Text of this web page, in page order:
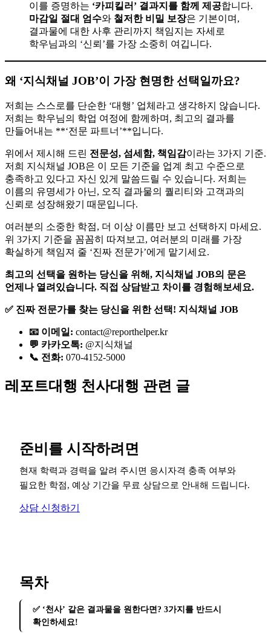
이를 증명하는 ‘카피킬러’ 결과지를 함께 제공합니다.
마감일 절대 엄수와 철저한 비밀 보장은 기본이며,
결과물에 대한 사후 관리까지 책임지는 자세로
학우님과의 ‘신뢰’를 가장 소중히 여깁니다.
왜 ‘지식채널 JOB’이 가장 현명한 선택일까요?
저희는 스스로를 단순한 ‘대행’ 업체라고 생각하지 않습니다.
저희는 학우님의 학업 여정에 함께하며, 최고의 결과를
만들어내는 **‘전문 파트너’**입니다.
위에서 제시해 드린 전문성, 섬세함, 책임감이라는 3가지 기준.
저희 지식채널 JOB은 이 모든 기준을 업계 최고 수준으로
충족하고 있다고 자신 있게 말씀드릴 수 있습니다. 저희는
이름의 유명세가 아닌, 오직 결과물의 퀄리티와 고객과의
신뢰로 성장해왔기 때문입니다.
여러분의 소중한 학점, 더 이상 이름만 보고 선택하지 마세요.
위 3가지 기준을 꼼꼼히 따져보고, 여러분의 미래를 가장
확실하게 책임져 줄 ‘진짜 전문가’에게 맡기세요.
최고의 선택을 원하는 당신을 위해, 지식채널 JOB의 문은
언제나 열려있습니다. 직접 상담받고 차이를 경험해보세요.
✅ 진짜 전문가를 찾는 당신을 위한 선택! 지식채널 JOB
📧 이메일: contact@reporthelper.kr
💬 카카오톡: @지식채널
📞 전화: 070-4152-5000
레포트대행 천사대행 관련 글
준비를 시작하려면
현재 학력과 경력을 알려 주시면 응시자격 충족 여부와
필요한 학점, 예상 기간을 무료 상담으로 안내해 드립니다.
상담 신청하기
목차
✅ ‘천사’ 같은 결과물을 원한다면? 3가지를 반드시
확인하세요!